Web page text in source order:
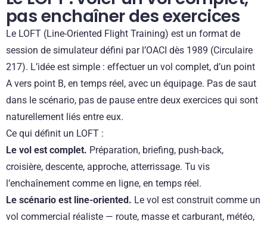
pas enchaîner des exercices
Le LOFT (Line-Oriented Flight Training) est un format de
session de simulateur défini par l’OACI dès 1989 (Circulaire
217). L’idée est simple : effectuer un vol complet, d’un point
A vers point B, en temps réel, avec un équipage. Pas de saut
dans le scénario, pas de pause entre deux exercices qui sont
naturellement liés entre eux.
Ce qui définit un LOFT :
Le vol est complet. Préparation, briefing, push-back,
croisière, descente, approche, atterrissage. Tu vis
l’enchaînement comme en ligne, en temps réel.
Le scénario est line-oriented. Le vol est construit comme un
vol commercial réaliste — route, masse et carburant, météo,